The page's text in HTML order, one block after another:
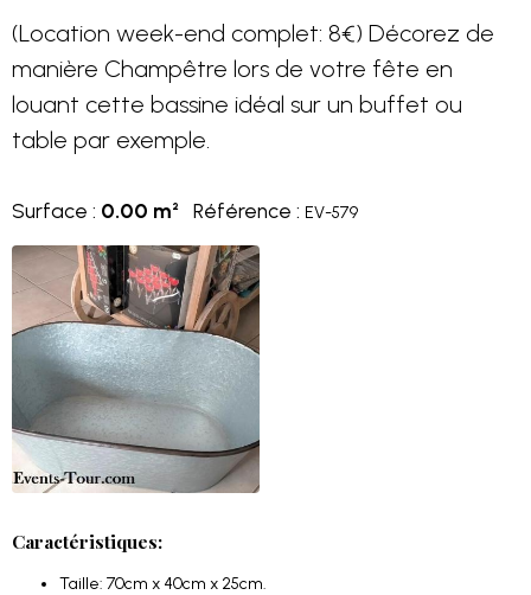
(Location week-end complet: 8€) Décorez de
manière Champêtre lors de votre fête en
louant cette bassine idéal sur un buffet ou
table par exemple.
Surface : 0.00 m² Référence : EV-579
Caractéristiques:
Taille: 70cm x 40cm x 25cm.